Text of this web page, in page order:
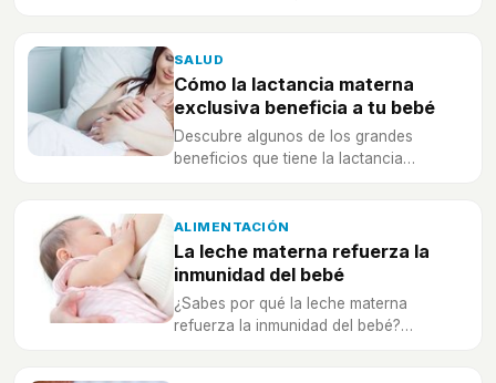
ó 2 años.
SALUD
Cómo la lactancia materna
exclusiva beneficia a tu bebé
Descubre algunos de los grandes
beneficios que tiene la lactancia
ALIMENTACIÓN
La leche materna refuerza la
inmunidad del bebé
¿Sabes por qué la leche materna
refuerza la inmunidad del bebé?